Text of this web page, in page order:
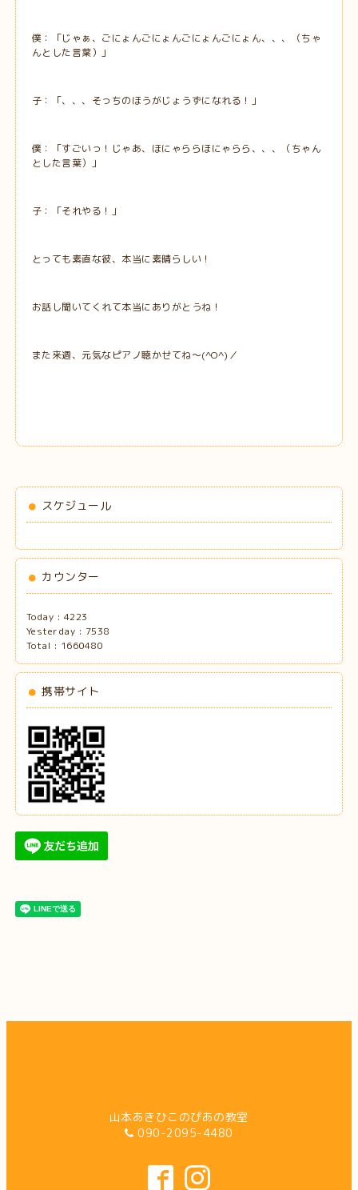
僕：「じゃぁ、ごにょんごにょんごにょんごにょん、、、（ちゃ
んとした言葉）」
子：「、、、そっちのほうがじょうずになれる！」
僕：「すごいっ！じゃあ、ほにゃららほにゃらら、、、（ちゃん
とした言葉）」
子：「それやる！」
とっても素直な彼、本当に素晴らしい！
お話し聞いてくれて本当にありがとうね！
また来週、元気なピアノ聴かせてね～(^O^)／
スケジュール
カウンター
Today : 4223
Yesterday : 7538
Total : 1660480
携帯サイト
山本あきひこのぴあの教室
090-2095-4480